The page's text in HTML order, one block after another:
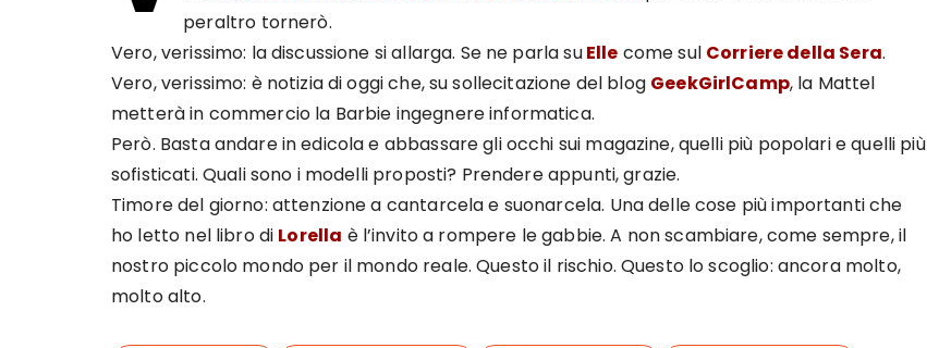
peraltro tornerò.
Vero, verissimo: la discussione si allarga. Se ne parla suElle come sul Corriere della Sera.
Vero, verissimo: è notizia di oggi che, su sollecitazione del blog GeekGirlCamp, la Mattel
metterà in commercio la Barbie ingegnere informatica.
Però. Basta andare in edicola e abbassare gli occhi sui magazine, quelli più popolari e quelli più
sofisticati. Quali sono i modelli proposti? Prendere appunti, grazie.
Timore del giorno: attenzione a cantarcela e suonarcela. Una delle cose più importanti che
ho letto nel libro di Lorella è l’invito a rompere le gabbie. A non scambiare, come sempre, il
nostro piccolo mondo per il mondo reale. Questo il rischio. Questo lo scoglio: ancora molto,
molto alto.